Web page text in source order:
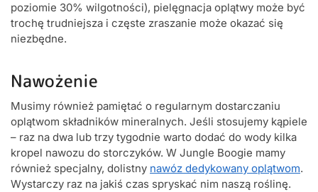
poziomie 30% wilgotności), pielęgnacja oplątwy może być
trochę trudniejsza i częste zraszanie może okazać się
niezbędne.
Nawożenie
Musimy również pamiętać o regularnym dostarczaniu
oplątwom składników mineralnych. Jeśli stosujemy kąpiele
– raz na dwa lub trzy tygodnie warto dodać do wody kilka
kropel nawozu do storczyków. W Jungle Boogie mamy
również specjalny, dolistny nawóz dedykowany oplątwom.
Wystarczy raz na jakiś czas spryskać nim naszą roślinę.